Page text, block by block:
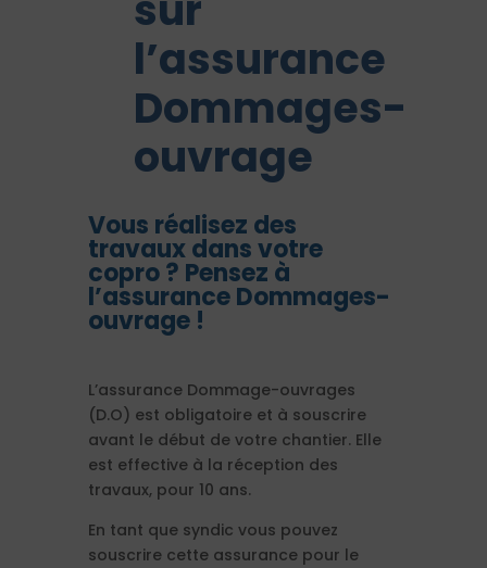
l’assurance
Dommages-
ouvrage
Vous réalisez des
travaux dans votre
copro ? Pensez à
l’assurance Dommages-
ouvrage !
L’assurance Dommage-ouvrages
(D.O) est obligatoire et à souscrire
avant le début de votre chantier. Elle
est effective à la réception des
travaux, pour 10 ans.
En tant que syndic vous pouvez
souscrire cette assurance pour le